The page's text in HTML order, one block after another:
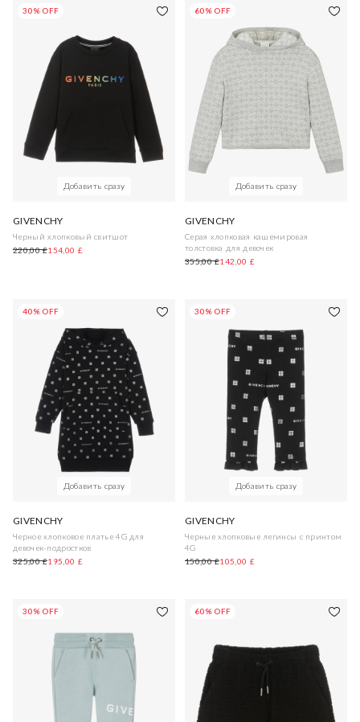
30% OFF
Добавить сразу
GIVENCHY
Черный хлопковый свитшот
220,00 £154,00 £
60% OFF
Добавить сразу
GIVENCHY
Серая хлопковая кашемировая
толстовка для девочек
355,00 £142,00 £
40% OFF
Добавить сразу
GIVENCHY
Черное хлопковое платье 4G для
девочек-подростков
325,00 £195,00 £
30% OFF
Добавить сразу
GIVENCHY
Черные хлопковые легинсы с принтом
4G
150,00 £105,00 £
30% OFF 60% OFF